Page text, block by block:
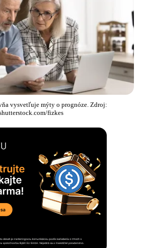
vysvetľuje mýty o prognóze. Zdroj:
fizkes